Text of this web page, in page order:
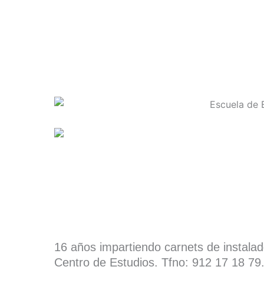
16 años impartiendo carnets de
Centro de Estudios. Tfno: 912 17 18 79.